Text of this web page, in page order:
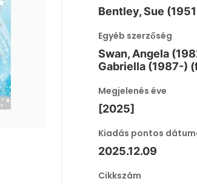
Bentley, Sue
Egyéb szerzőség
Swan, Angela
Gabriella (1987-)
Megjelenés éve
[2025]
Kiadás pontos
2025.12.09
Cikkszám